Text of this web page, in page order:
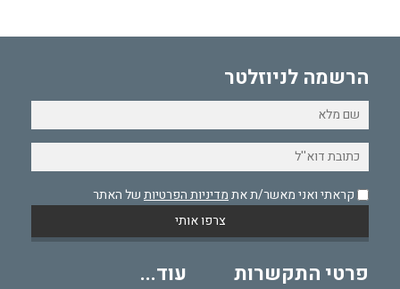
הרשמה לניוזלטר
קראתי ואני מאשר/ת אתמדיניות הפרטיותשל האתר
פרטי התקשרות עוד...